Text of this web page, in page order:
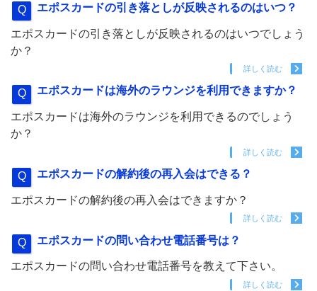
エポスカードの引き落としが反映されるのはいつ？
エポスカードの引き落としが反映されるのはいつでしょう
か？
詳しく読む
エポスカードは海外のラウンジを利用できますか？
エポスカードは海外のラウンジを利用できるのでしょう
か？
詳しく読む
エポスカードの解約後の再入会はできる？
エポスカードの解約後の再入会はできますか？
詳しく読む
エポスカードの問い合わせ電話番号は？
エポスカードの問い合わせ電話番号を教えて下さい。
詳しく読む